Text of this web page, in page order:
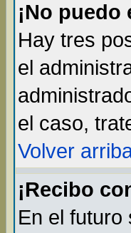
¡No
Hay tres
el
el caso,
Volver
¡Recibo
En el